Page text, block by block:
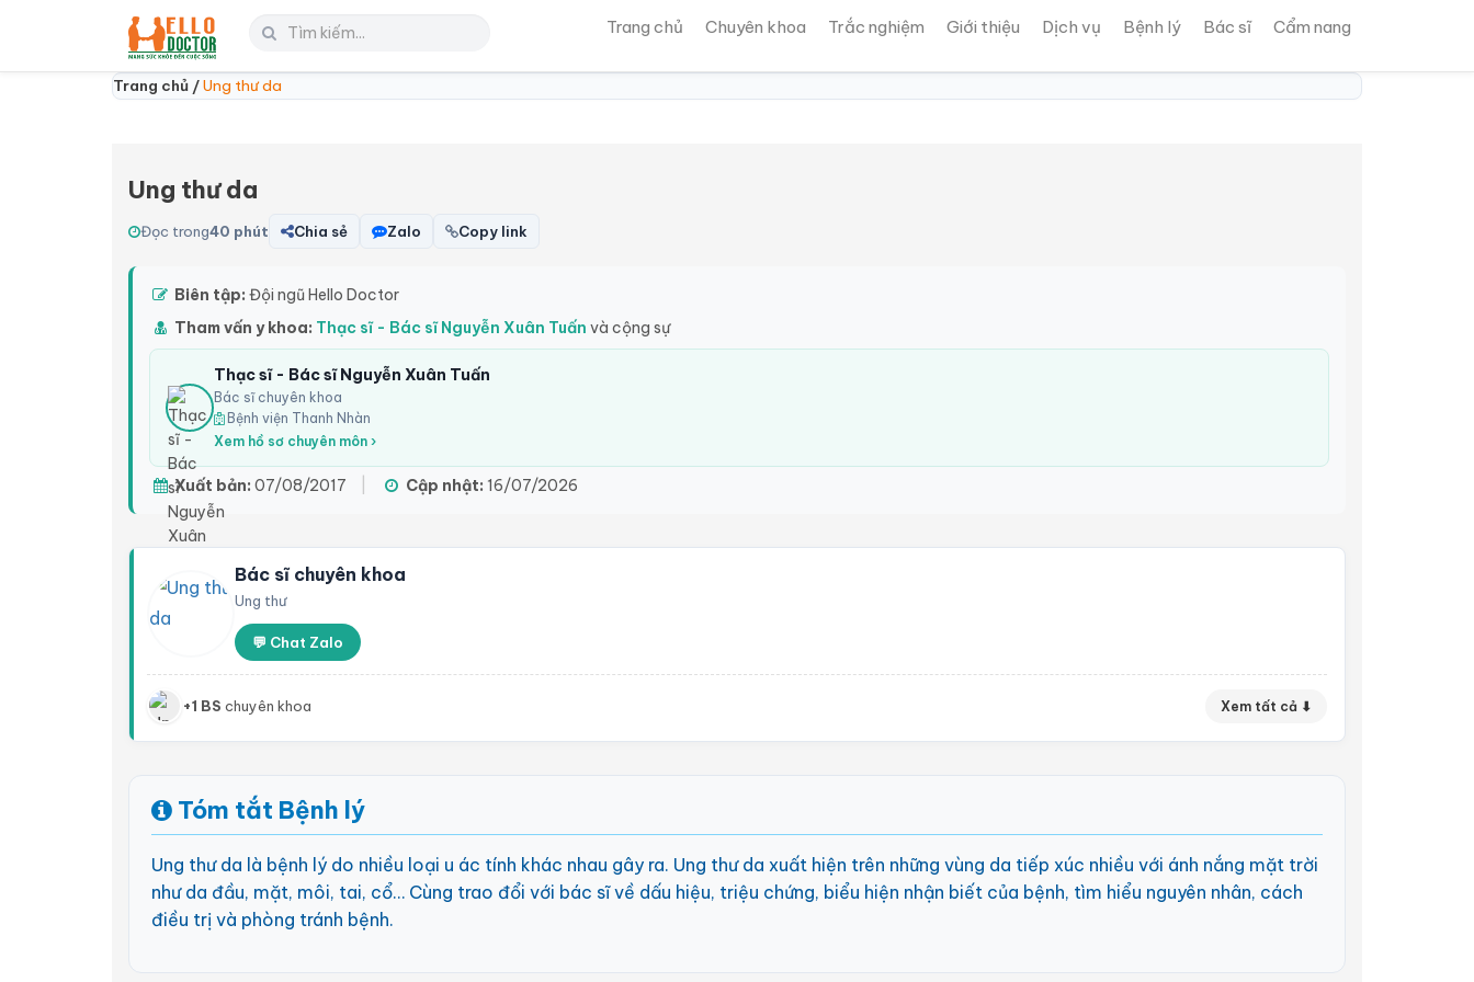
Trang chủ Chuyên khoa Trắc nghiệm Giới thiệu Dịch vụ Bệnh lý Bác sĩ Cẩm nang
Trang chủ /Ung thư da
Ung thư da
Đọc trong40 phút Chia sẻ Zalo Copy link
Biên tập: Đội ngũ Hello Doctor
Tham vấn y khoa: Thạc sĩ - Bác sĩ Nguyễn Xuân Tuấn và cộng sự
Thạc sĩ - Bác sĩ Nguyễn Xuân Tuấn
Bác sĩ chuyên khoa
Bệnh viện Thanh Nhàn
Xem hồ sơ chuyên môn ›
Xuất bản: 07/08/2017 Cập nhật: 16/07/2026
Bác sĩ chuyên khoa
Ung thư
💬 Chat Zalo
+1 BS chuyên khoa Xem tất cả ⬇
Tóm tắt Bệnh lý
Ung thư da là bệnh lý do nhiều loại u ác tính khác nhau gây ra. Ung thư da xuất hiện trên những vùng da tiếp xúc nhiều với ánh nắng mặt trời
như da đầu, mặt, môi, tai, cổ… Cùng trao đổi với bác sĩ về dấu hiệu, triệu chứng, biểu hiện nhận biết của bệnh, tìm hiểu nguyên nhân, cách
điều trị và phòng tránh bệnh.